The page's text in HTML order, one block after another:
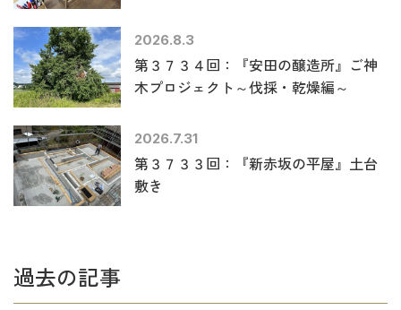
2026.8.3
第３７３４回：『安田の醸造所』ご神
木プロジェクト～伐採・乾燥編～
2026.7.31
第３７３３回：『新赤坂の平屋』土台
敷き
過去の記事